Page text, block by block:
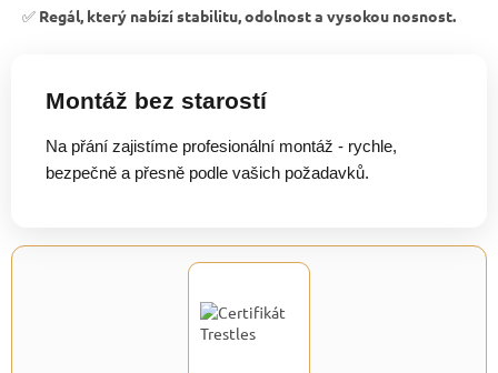
✅ Regál, který nabízí stabilitu, odolnost a vysokou nosnost.
Montáž bez starostí
Na přání zajistíme profesionální montáž - rychle,
bezpečně a přesně podle vašich požadavků.